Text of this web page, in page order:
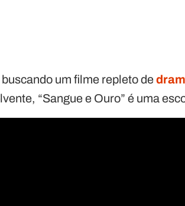
buscando um filme repleto de
“Sangue e Ouro” é uma